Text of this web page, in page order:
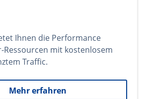
Ihnen die Performance
Ressourcen mit kostenlosem
Traffic.
Mehr erfahren